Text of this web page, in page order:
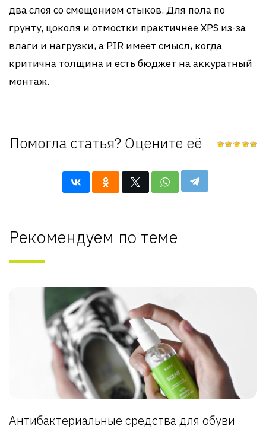
два слоя со смещением стыков. Для пола по
грунту, цоколя и отмостки практичнее XPS из-за
влаги и нагрузки, а PIR имеет смысл, когда
критична толщина и есть бюджет на аккуратный
монтаж.
Помогла статья? Оцените её
Рекомендуем по теме
Антибактериальные средства для обуви